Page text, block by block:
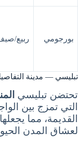
بورجومي ربيع/
تبليسي — مدينة
تحتضن تبليسي
التي تمزج بين
القديمة، مما
لعشاق المدن